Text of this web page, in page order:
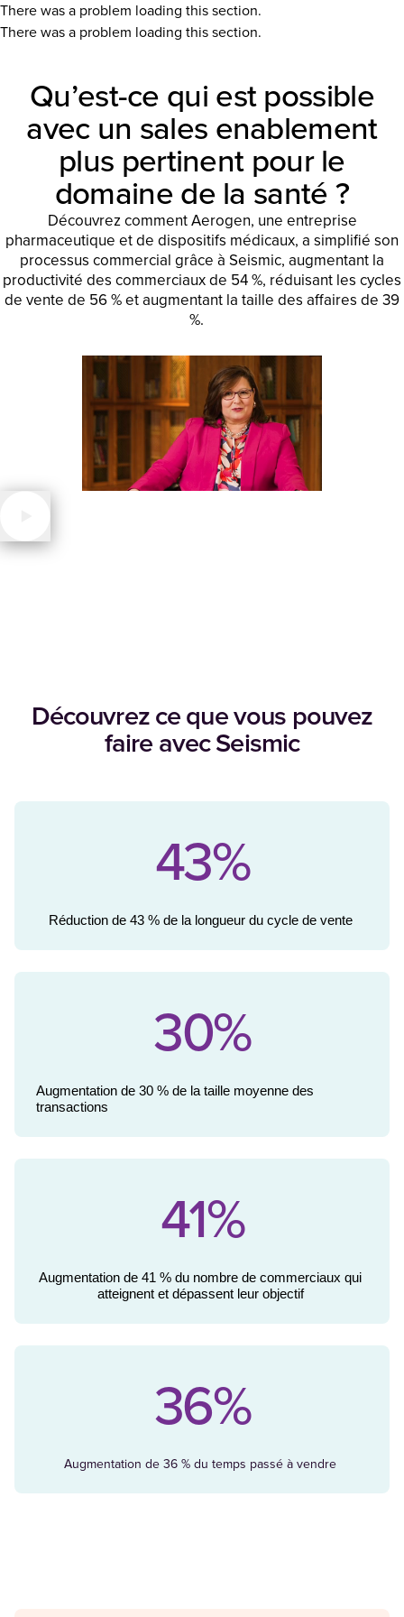
There was a problem loading this section.
There was a problem loading this section.
Qu’est-ce qui est possible
avec un sales enablement
plus pertinent pour le
domaine de la santé ?
Découvrez comment Aerogen, une entreprise
pharmaceutique et de dispositifs médicaux, a simplifié son
processus commercial grâce à Seismic, augmentant la
productivité des commerciaux de 54 %, réduisant les cycles
de vente de 56 % et augmentant la taille des affaires de 39
%.
Découvrez ce que vous pouvez
faire avec Seismic
43%
Réduction de 43 % de la longueur du cycle de vente
30%
Augmentation de 30 % de la taille moyenne des
transactions
41%
Augmentation de 41 % du nombre de commerciaux qui
atteignent et dépassent leur objectif
36%
Augmentation de 36 % du temps passé à vendre